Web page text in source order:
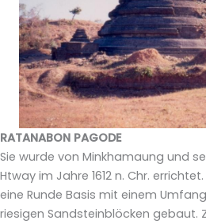
RATANABON PAGODE
Sie wurde von Minkhamaung und
Htway im Jahre 1612 n. Chr.
eine Runde Basis mit einem
riesigen Sandsteinblöcken gebaut.